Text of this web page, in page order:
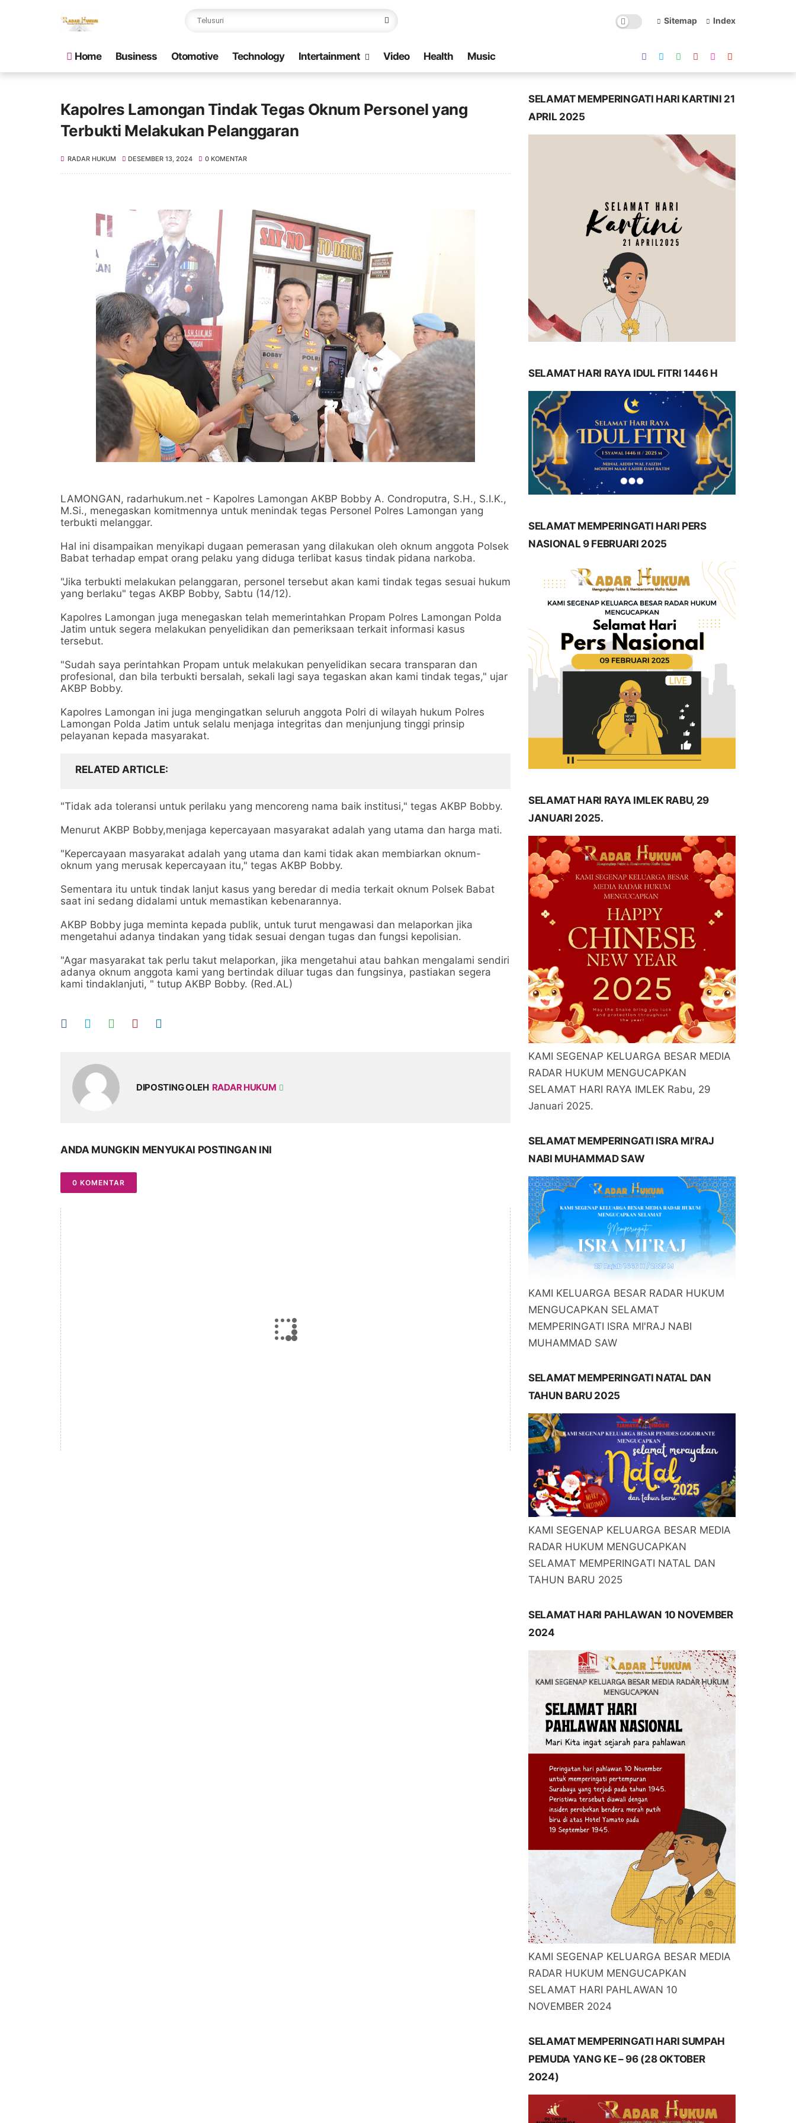
Sitemap Index
Home Business Otomotive Technology Intertainment Video Health Music
Kapolres Lamongan Tindak Tegas Oknum Personel yang
Terbukti Melakukan Pelanggaran
RADAR HUKUM DESEMBER 13, 2024 0 KOMENTAR
LAMONGAN, radarhukum.net - Kapolres Lamongan AKBP Bobby A. Condroputra, S.H., S.I.K.,
M.Si., menegaskan komitmennya untuk menindak tegas Personel Polres Lamongan yang
terbukti melanggar.
Hal ini disampaikan menyikapi dugaan pemerasan yang dilakukan oleh oknum anggota Polsek
Babat terhadap empat orang pelaku yang diduga terlibat kasus tindak pidana narkoba.
"Jika terbukti melakukan pelanggaran, personel tersebut akan kami tindak tegas sesuai hukum
yang berlaku" tegas AKBP Bobby, Sabtu (14/12).
Kapolres Lamongan juga menegaskan telah memerintahkan Propam Polres Lamongan Polda
Jatim untuk segera melakukan penyelidikan dan pemeriksaan terkait informasi kasus
tersebut.
"Sudah saya perintahkan Propam untuk melakukan penyelidikan secara transparan dan
profesional, dan bila terbukti bersalah, sekali lagi saya tegaskan akan kami tindak tegas," ujar
AKBP Bobby.
Kapolres Lamongan ini juga mengingatkan seluruh anggota Polri di wilayah hukum Polres
Lamongan Polda Jatim untuk selalu menjaga integritas dan menjunjung tinggi prinsip
pelayanan kepada masyarakat.
RELATED ARTICLE
"Tidak ada toleransi untuk perilaku yang mencoreng nama baik institusi," tegas AKBP Bobby.
Menurut AKBP Bobby,menjaga kepercayaan masyarakat adalah yang utama dan harga mati.
"Kepercayaan masyarakat adalah yang utama dan kami tidak akan membiarkan oknum-
oknum yang merusak kepercayaan itu," tegas AKBP Bobby.
Sementara itu untuk tindak lanjut kasus yang beredar di media terkait oknum Polsek Babat
saat ini sedang didalami untuk memastikan kebenarannya.
AKBP Bobby juga meminta kepada publik, untuk turut mengawasi dan melaporkan jika
mengetahui adanya tindakan yang tidak sesuai dengan tugas dan fungsi kepolisian.
"Agar masyarakat tak perlu takut melaporkan, jika mengetahui atau bahkan mengalami sendiri
adanya oknum anggota kami yang bertindak diluar tugas dan fungsinya, pastiakan segera
kami tindaklanjuti, " tutup AKBP Bobby. (Red.AL)
DIPOSTING OLEH RADAR HUKUM
ANDA MUNGKIN MENYUKAI POSTINGAN INI
0 KOMENTAR
SELAMAT MEMPERINGATI HARI KARTINI 21
APRIL 2025
SELAMAT HARI RAYA IDUL FITRI 1446 H
SELAMAT MEMPERINGATI HARI PERS
NASIONAL 9 FEBRUARI 2025
SELAMAT HARI RAYA IMLEK RABU, 29
JANUARI 2025.
KAMI SEGENAP KELUARGA BESAR MEDIA
RADAR HUKUM MENGUCAPKAN
SELAMAT HARI RAYA IMLEK Rabu, 29
Januari 2025.
SELAMAT MEMPERINGATI ISRA MI'RAJ
NABI MUHAMMAD SAW
KAMI KELUARGA BESAR RADAR HUKUM
MENGUCAPKAN SELAMAT
MEMPERINGATI ISRA MI'RAJ NABI
MUHAMMAD SAW
SELAMAT MEMPERINGATI NATAL DAN
TAHUN BARU 2025
KAMI SEGENAP KELUARGA BESAR MEDIA
RADAR HUKUM MENGUCAPKAN
SELAMAT MEMPERINGATI NATAL DAN
TAHUN BARU 2025
SELAMAT HARI PAHLAWAN 10 NOVEMBER
2024
KAMI SEGENAP KELUARGA BESAR MEDIA
RADAR HUKUM MENGUCAPKAN
SELAMAT HARI PAHLAWAN 10
NOVEMBER 2024
SELAMAT MEMPERINGATI HARI SUMPAH
PEMUDA YANG KE – 96 (28 OKTOBER
2024)